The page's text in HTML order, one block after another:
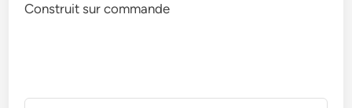
Construit sur commande